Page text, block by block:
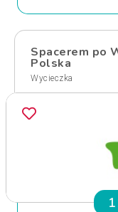
Spacerem po
Polska
Wycieczka